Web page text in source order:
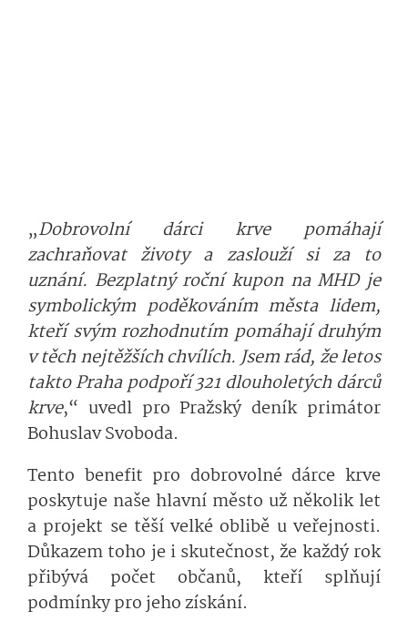
„Dobrovolní dárci krve pomáhají
zachraňovat životy a zaslouží si za to
uznání. Bezplatný roční kupon na MHD je
symbolickým poděkováním města lidem,
kteří svým rozhodnutím pomáhají druhým
v těch nejtěžších chvílích. Jsem rád, že letos
takto Praha podpoří 321 dlouholetých dárců
krve,“ uvedl pro Pražský deník primátor
Bohuslav Svoboda.
Tento benefit pro dobrovolné dárce krve
poskytuje naše hlavní město už několik let
a projekt se těší velké oblibě u veřejnosti.
Důkazem toho je i skutečnost, že každý rok
přibývá počet občanů, kteří splňují
podmínky pro jeho získání.